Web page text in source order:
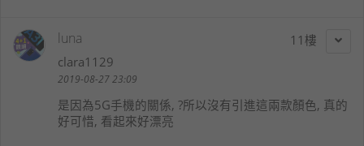
11
luna
clara1129
2019-08-27 23:09
是因為5G手機的關係, ?所以沒有引進這兩款顏色, 真的
好可惜, 看起來好漂亮